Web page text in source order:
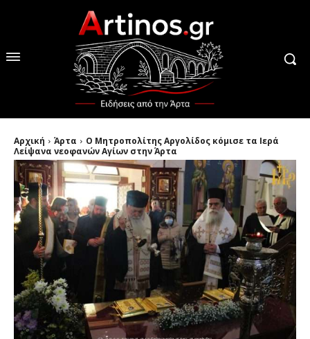
Αρχική Άρτα
Ο Μητροπολίτης Αργολίδος κόμισε τα Ιερά
Λείψανα νεοφανών Αγίων στην Άρτα